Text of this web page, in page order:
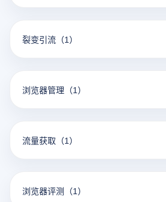
裂变引流 （1）
浏览器管理 （1）
流量获取 （1）
浏览器评测 （1）